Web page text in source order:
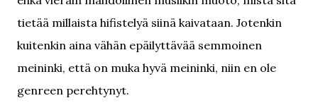
tietää millaista hifistelyä siinä kaivataan. Jotenkin
kuitenkin aina vähän epäilyttävää semmoinen
meininki, että on muka hyvä meininki, niin en ole
genreen perehtynyt.